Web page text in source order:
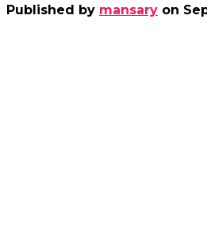
Published by mansary on